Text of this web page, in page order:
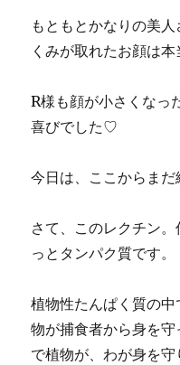
もともとかなりの美
くみが取れたお顔は
R様も顔が小さくな
喜びでした♡
今日は、ここからまだ
さて、このレクチン
っとタンパク質です。
植物性たんぱく質の
物が捕食者から身を
で植物が、わが身を